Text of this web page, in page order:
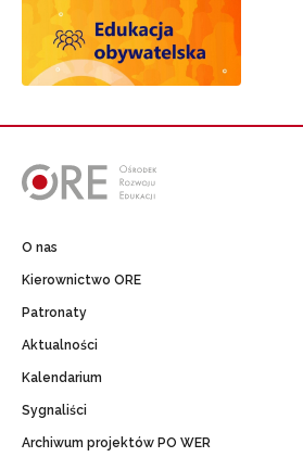
O nas
Kierownictwo ORE
Patronaty
Aktualności
Kalendarium
Sygnaliści
Archiwum projektów PO WER